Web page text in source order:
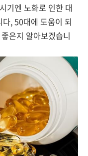
기엔 노화로 인한 대
, 50대에 도움이 되
은지 알아보겠습니